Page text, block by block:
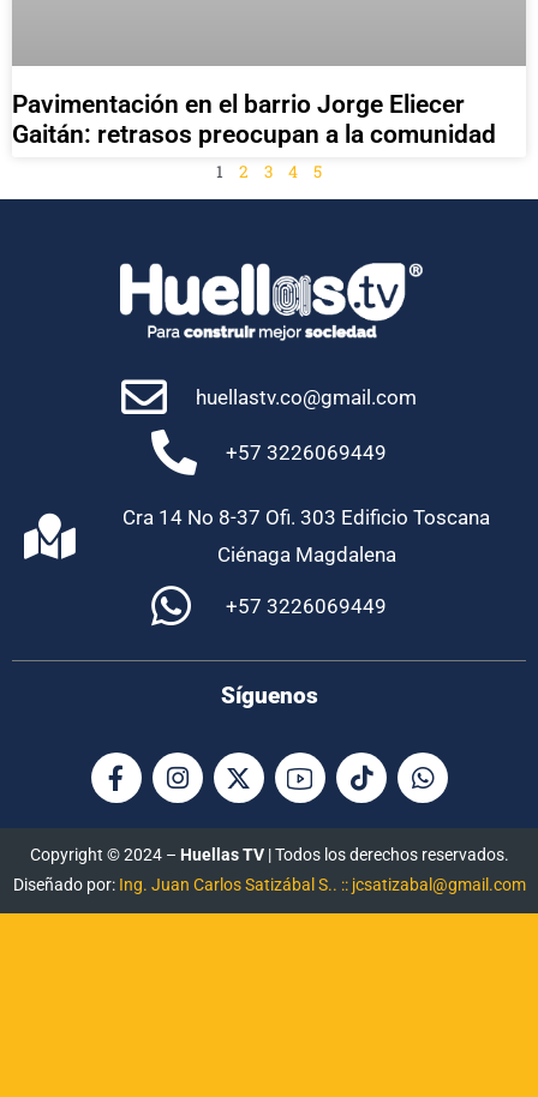
Pavimentación en el barrio Jorge Eliecer
Gaitán: retrasos preocupan a la comunidad
1 2 3 4 5
huellastv.co@gmail.com
+57 3226069449
Cra 14 No 8-37 Ofi. 303 Edificio Toscana
Ciénaga Magdalena
+57 3226069449
Síguenos
Copyright © 2024 – Huellas TV| Todos los derechos reservados.
Diseñado por: Ing. Juan Carlos Satizábal S.. :: jcsatizabal@gmail.com